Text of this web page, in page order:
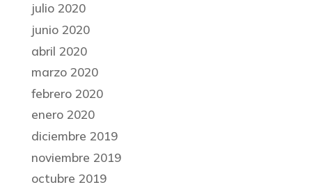
julio 2020
junio 2020
abril 2020
marzo 2020
febrero 2020
enero 2020
diciembre 2019
noviembre 2019
octubre 2019